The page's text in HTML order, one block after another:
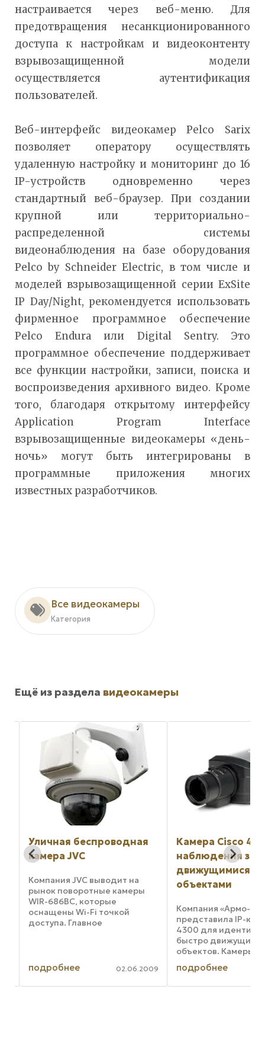
настраивается через веб-меню. Для
предотвращения несанкционированного
доступа к настройкам и видеоконтенту
взрывозащищенной модели
осуществляется аутентификация
пользователей.
Веб-интерфейс видеокамер Pelco Sarix
позволяет оператору осуществлять
удаленную настройку и мониторинг до 16
IP-устройств одновременно через
стандартный веб-браузер. При создании
крупной или территориально-
распределенной системы
видеонаблюдения на базе оборудования
Pelco by Schneider Electric, в том числе и
моделей взрывозащищенной серии ExSite
IP Day/Night, рекомендуется использовать
фирменное программное обеспечение
Pelco Endura или Digital Sentry. Это
программное обеспечение поддерживает
все функции настройки, записи, поиска и
воспроизведения архивного видео. Кроме
того, благодаря открытому интерфейсу
Application Program Interface
взрывозащищенные видеокамеры «день-
ночь» могут быть интегрированы в
программные приложения многих
известных разработчиков.
Все видеокамеры
Категория
Ещё из раздела видеокамеры
Уличная беспроводная
камера JVC
Компания JVC выводит на
рынок поворотные камеры
WIR-686BC, которые
оснащены Wi-Fi точкой
доступа. Главное
аналогами, это наличие
приемо-передающего ...
подробнее 02.06.2009
Камера Cisco
наблюдения за
движущимися
объектами
Компания «Армо-
представила IP-
4300 для
быстро движущихся
объектов. Камеры
«день/ночь»
дюймовой КМОП-
подробнее